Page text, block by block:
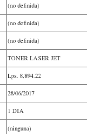
(no definida)
(no definida)
(no definida)
TONER LASER JET
Lps. 8,894.22
28/06/2017
1 DIA
(ninguna)